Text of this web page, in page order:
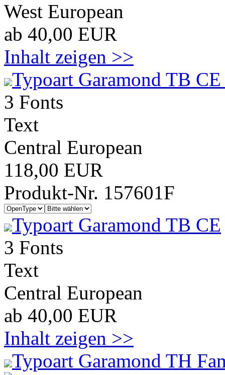
West European
ab 40,00 EUR
Inhalt zeigen >>
Typoart Garamond TB
3 Fonts
Text
Central European
118,00 EUR
Produkt-Nr. 157601F
Typoart Garamond TB CE
3 Fonts
Text
Central European
ab 40,00 EUR
Inhalt zeigen >>
Typoart Garamond TH